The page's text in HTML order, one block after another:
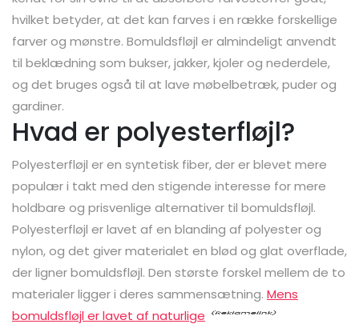
hvilket betyder, at det kan farves i en række forskellige
farver og mønstre. Bomuldsfløjl er almindeligt anvendt
til beklædning som bukser, jakker, kjoler og nederdele,
og det bruges også til at lave møbelbetræk, puder og
gardiner.
Hvad er polyesterfløjl?
Polyesterfløjl er en syntetisk fiber, der er blevet mere
populær i takt med den stigende interesse for mere
holdbare og prisvenlige alternativer til bomuldsfløjl.
Polyesterfløjl er lavet af en blanding af polyester og
nylon, og det giver materialet en blød og glat overflade,
der ligner bomuldsfløjl. Den største forskel mellem de to
materialer ligger i deres sammensætning. Mens
bomuldsfløjl er lavet af naturlige